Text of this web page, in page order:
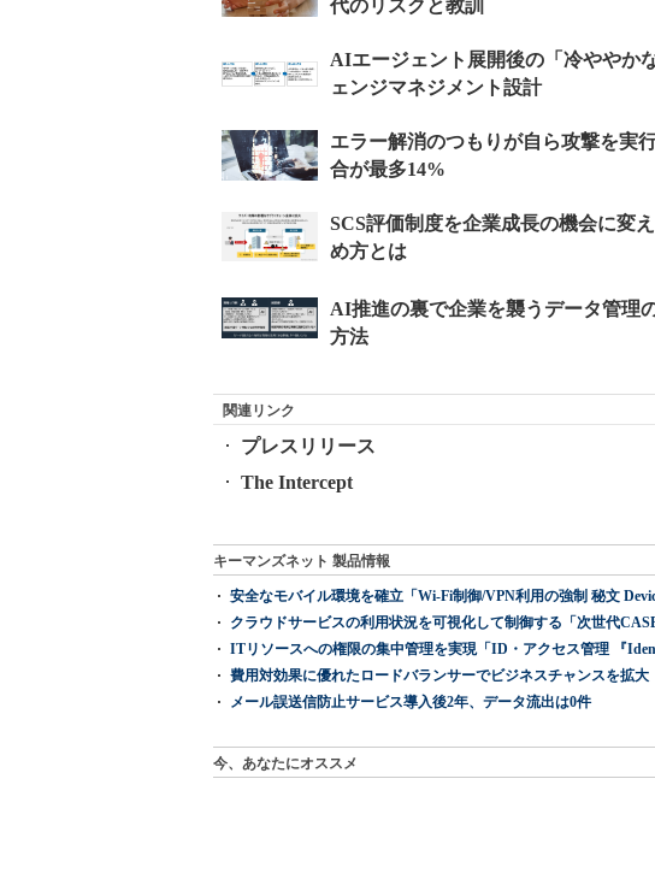
関連リンク
プレスリリース
The Intercept
キーマンズネット 製品情報
安全なモバイル環境を確立「Wi-Fi制御/VPN利用の強制 秘文
クラウドサービスの利用状況を可視化して制御する「次世代
ITリソースへの権限の集中管理を実現「ID・アクセス管理 『
費用対効果に優れたロードバランサーでビジネスチャンスを拡大
メール誤送信防止サービス導入後2年、データ流出は0件
今、あなたにオススメ